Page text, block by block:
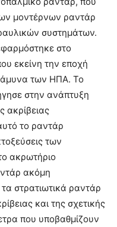
μοντέρνων ραντάρ
συστημάτων.
στο
εκείνη την εποχή
των ΗΠΑ. Το
στην ανάπτυξη
ακρίβειας
το ραντάρ
των
ακρωτήριο
ακόμη
τα στρατιωτικά ραντάρ
και της σχετικής
που υποβαθμίζουν